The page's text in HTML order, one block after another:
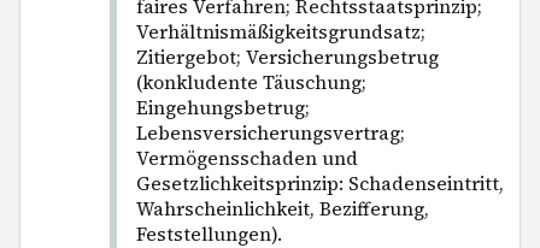
faires Verfahren; Rechtsstaatsprinzip;
Verhältnismäßigkeitsgrundsatz;
Zitiergebot; Versicherungsbetrug
(konkludente Täuschung;
Eingehungsbetrug;
Lebensversicherungsvertrag;
Vermögensschaden und
Gesetzlichkeitsprinzip: Schadenseintritt,
Wahrscheinlichkeit, Bezifferung,
Feststellungen).